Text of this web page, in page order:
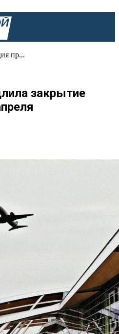
пр...
закрытие